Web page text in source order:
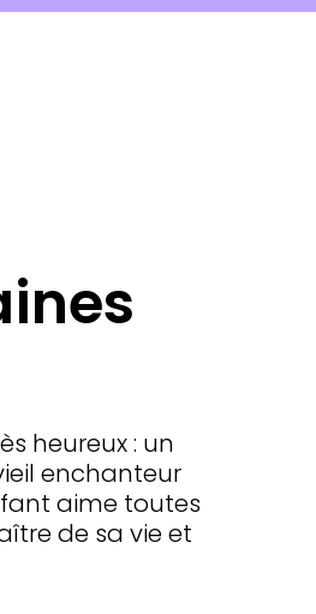
heureux : un
enchanteur
aime toutes
de sa vie et